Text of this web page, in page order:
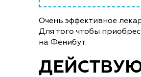
Очень эффективное
Для того чтобы
на Фенибут.